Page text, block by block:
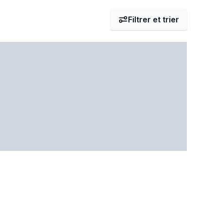
Filtrer et trier